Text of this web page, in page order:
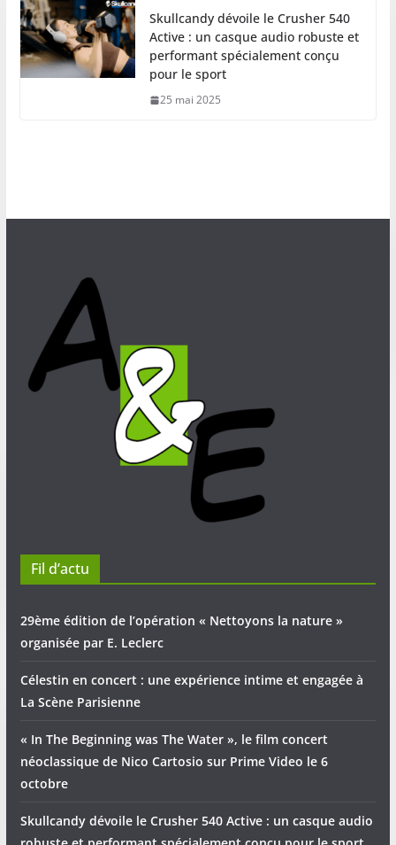
Skullcandy dévoile le Crusher 540
Active : un casque audio robuste et
performant spécialement conçu
pour le sport
25 mai 2025
Fil d’actu
29ème édition de l’opération « Nettoyons la nature »
organisée par E. Leclerc
Célestin en concert : une expérience intime et engagée à
La Scène Parisienne
« In The Beginning was The Water », le film concert
néoclassique de Nico Cartosio sur Prime Video le 6
octobre
Skullcandy dévoile le Crusher 540 Active : un casque audio